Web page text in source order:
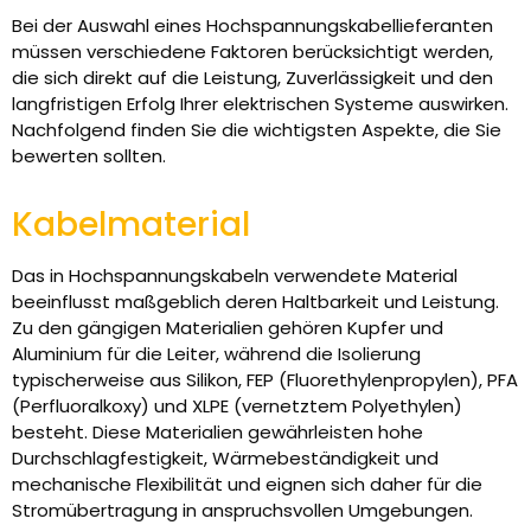
Bei der Auswahl eines Hochspannungskabellieferanten
müssen verschiedene Faktoren berücksichtigt werden,
die sich direkt auf die Leistung, Zuverlässigkeit und den
langfristigen Erfolg Ihrer elektrischen Systeme auswirken.
Nachfolgend finden Sie die wichtigsten Aspekte, die Sie
bewerten sollten.
Kabelmaterial
Das in Hochspannungskabeln verwendete Material
beeinflusst maßgeblich deren Haltbarkeit und Leistung.
Zu den gängigen Materialien gehören Kupfer und
Aluminium für die Leiter, während die Isolierung
typischerweise aus Silikon, FEP (Fluorethylenpropylen), PFA
(Perfluoralkoxy) und XLPE (vernetztem Polyethylen)
besteht. Diese Materialien gewährleisten hohe
Durchschlagfestigkeit, Wärmebeständigkeit und
mechanische Flexibilität und eignen sich daher für die
Stromübertragung in anspruchsvollen Umgebungen.